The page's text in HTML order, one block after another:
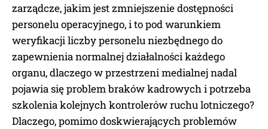
zarządcze, jakim jest zmniejszenie dostępności
personelu operacyjnego, i to pod warunkiem
weryfikacji liczby personelu niezbędnego do
zapewnienia normalnej działalności każdego
organu, dlaczego w przestrzeni medialnej nadal
pojawia się problem braków kadrowych i potrzeba
szkolenia kolejnych kontrolerów ruchu lotniczego?
Dlaczego, pomimo doskwierających problemów